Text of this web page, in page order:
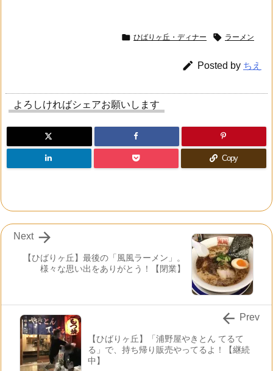
 ひばりヶ丘・ディナー  ラーメン
 Posted by ちえ
よろしければシェアお願いします
Copy
【ひばりヶ丘】最後の「風風ラーメン」。
様々な思い出をありがとう！【閉業】

Next
【ひばりヶ丘】「浦野屋やきとん てるて
る」で、持ち帰り販売やってるよ！【継続
中】
 Prev